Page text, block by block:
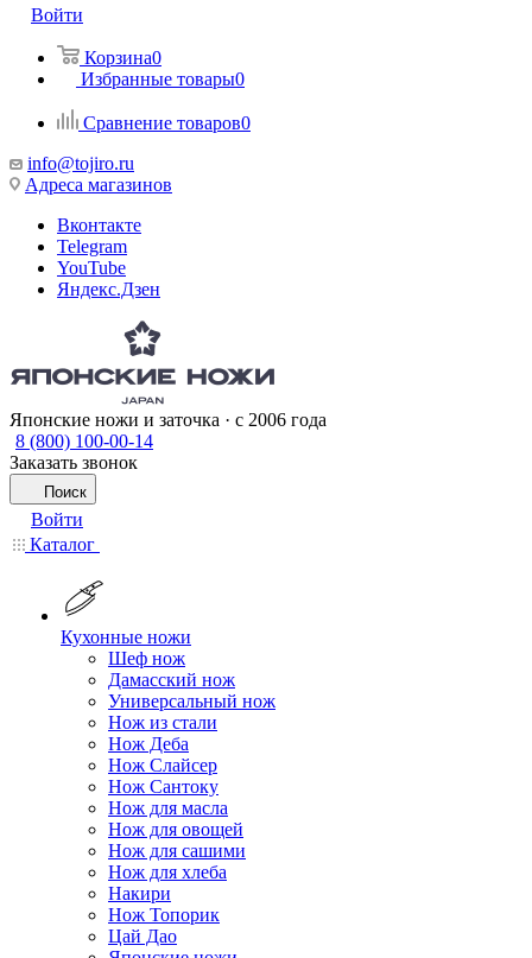
Войти
Корзина0
Избранные товары0
Сравнение товаров0
info@tojiro.ru
Адреса магазинов
Вконтакте
Telegram
YouTube
Яндекс.Дзен
Японские ножи и заточка · с 2006 года
8 (800) 100-00-14
Заказать звонок
Поиск
Войти
Каталог
Кухонные ножи
Шеф нож
Дамасский нож
Универсальный нож
Нож из стали
Нож Деба
Нож Слайсер
Нож Сантоку
Нож для масла
Нож для овощей
Нож для сашими
Нож для хлеба
Накири
Нож Топорик
Цай Дао